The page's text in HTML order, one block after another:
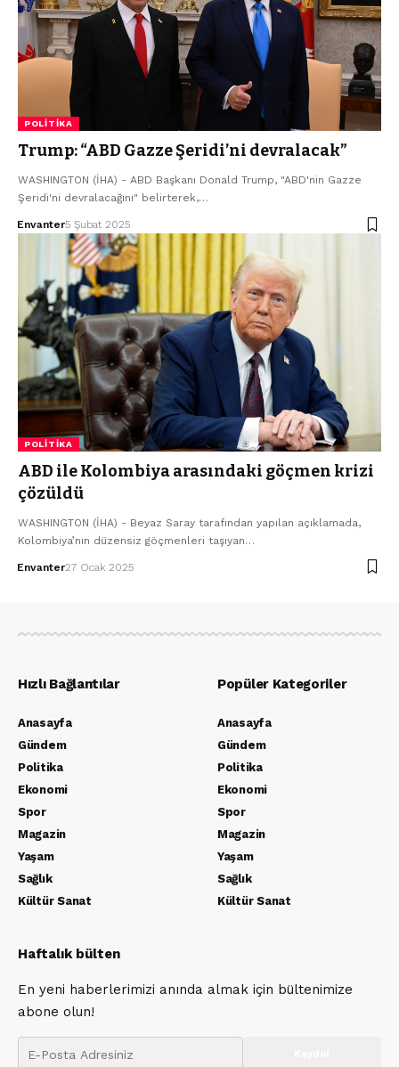
POLITIKA
Trump: “ABD Gazze Şeridi’ni devralacak”
WASHINGTON (İHA) - ABD Başkanı Donald Trump, "ABD'nin Gazze
Şeridi'ni devralacağını" belirterek,…
Envanter5 Şubat 2025
POLITIKA
ABD ile Kolombiya arasındaki göçmen krizi
çözüldü
WASHINGTON (İHA) - Beyaz Saray tarafından yapılan açıklamada,
Kolombiya’nın düzensiz göçmenleri taşıyan…
Envanter27 Ocak 2025
Hızlı Bağlantılar
Anasayfa
Gündem
Politika
Ekonomi
Spor
Magazin
Yaşam
Sağlık
Kültür Sanat
Popüler Kategoriler
Anasayfa
Gündem
Politika
Ekonomi
Spor
Magazin
Yaşam
Sağlık
Kültür Sanat
Haftalık bülten
En yeni haberlerimizi anında almak için bültenimize
abone olun!